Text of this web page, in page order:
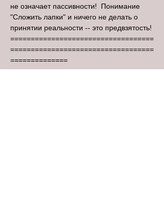
не означает пассивности! Понимание
"Сложить лапки" и ничего не делать о
принятии реальности -- это предвзятость!
===================================
===================================
==============